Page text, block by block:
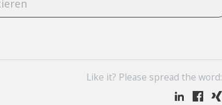
Like it? Please spread the word: